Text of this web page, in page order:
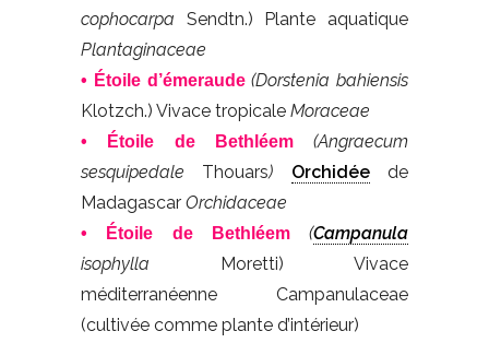
cophocarpa Sendtn.) Plante aquatique
Plantaginaceae
• Étoile d’émeraude(Dorstenia bahiensis
Klotzch.) Vivace tropicale Moraceae
• Étoile de Bethléem
(Angraecum
sesquipedale Thouars) Orchidéede
Madagascar Orchidaceae
• Étoile de Bethléem (Campanula
isophylla Moretti) Vivace
méditerranéenne Campanulaceae
(cultivée comme plante d’intérieur)